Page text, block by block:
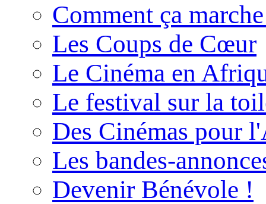
Comment ça
Les Coups de Cœur
Le Cinéma en
Le festival sur la
Des Cinémas pour
Les bandes-
Devenir Bénévole !